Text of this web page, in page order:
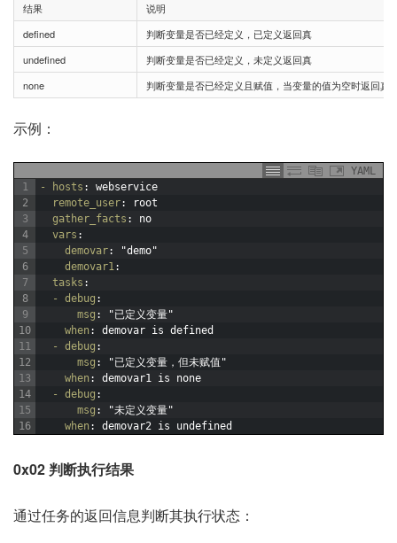
结果
说明
defined
判断变量是否已经定义，已定义返回真
undefined
判断变量是否已经定义，未定义返回真
none
判断变量是否已经定义且赋值，当变量的值为空时返回真
示例：
YAML
1
2
3
4
5
6
7
8
9
10
11
12
13
14
15
16
- hosts : webservice
remote_user: root
gather_facts : no
vars :
demovar: "demo"
demovar1:
tasks :
- debug :
msg : "已定义变量"
when : demovar is defined
- debug :
msg : "已定义变量，但未赋值"
when : demovar1 is none
- debug :
msg : "未定义变量"
when : demovar2 is undefined
0x02 判断执行结果
通过任务的返回信息判断其执行状态：